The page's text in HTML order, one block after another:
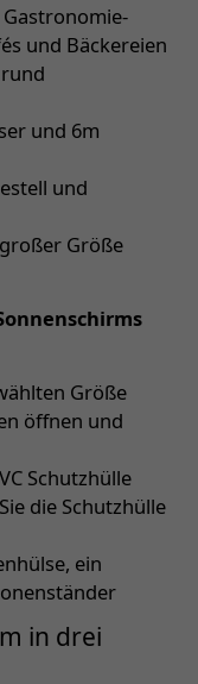
und Bäckereien
und 6m
und
Größe
Größe
öffnen und
Schutzhülle
die Schutzhülle
ein
in drei